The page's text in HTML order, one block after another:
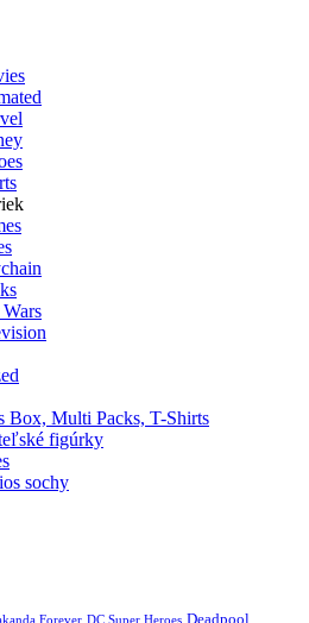
Box, Multi Packs, T-Shirts
figúrky
sochy
Forever DC Super Heroes Deadpool